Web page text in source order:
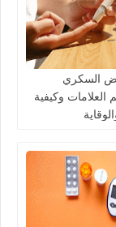
السكري
العلامات وكيفية